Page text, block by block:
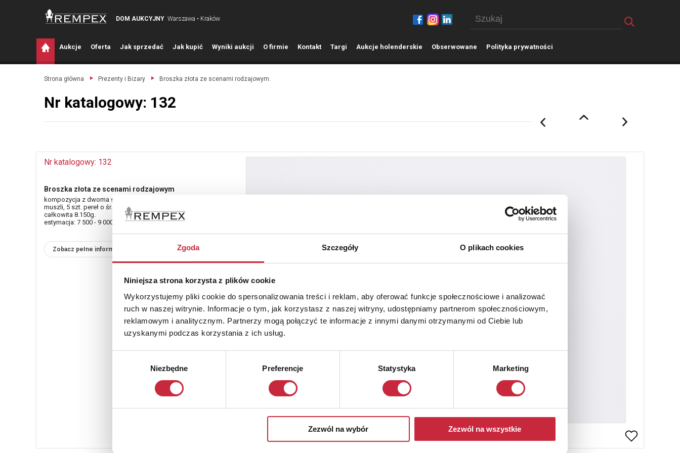
Zgoda Szczegóły O plikach cookies
Niniejsza strona korzysta z plików cookie
Wykorzystujemy pliki cookie do spersonalizowania treści i reklam, aby oferować funkcje społecznościowe i analizować
ruch w naszej witrynie. Informacje o tym, jak korzystasz z naszej witryny, udostępniamy partnerom społecznościowym,
reklamowym i analitycznym. Partnerzy mogą połączyć te informacje z innymi danymi otrzymanymi od Ciebie lub
uzyskanymi podczas korzystania z ich usług.
Niezbędne Preferencje Statystyka Marketing
Zezwól na wybór Zezwól na wszystkie
DOM AUKCYJNY Warszawa • Kraków
Aukcje Oferta Jak sprzedać Jak kupić Wyniki aukcji O firmie Kontakt Targi Aukcje holenderskie Obserwowane Polityka prywatności
Strona główna Prezenty i Bizary Broszka złota ze scenami rodzajowym.
Nr katalogowy: 132
Nr katalogowy: 132
Broszka złota ze scenami rodzajowym
kompozycja z dwoma scenami rodzajowymi malowanymi na
muszli, 5 szt. pereł o śr. 1.30 - 2.00 mm, złoto pr.0.750, masa
całkowita 8.150g.
estymacja: 7 500 - 9 000 zł
Zobacz pełne informacje